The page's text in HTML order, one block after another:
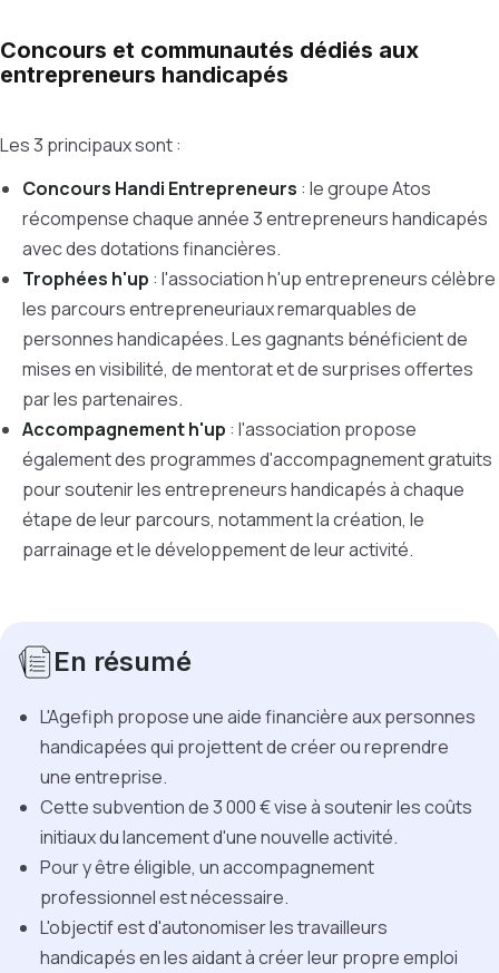
Concours et communautés dédiés aux
entrepreneurs handicapés
Les 3 principaux sont :
Concours Handi Entrepreneurs : le groupe Atos
récompense chaque année 3 entrepreneurs handicapés
avec des dotations financières.
Trophées h'up : l'association h'up entrepreneurs célèbre
les parcours entrepreneuriaux remarquables de
personnes handicapées. Les gagnants bénéficient de
mises en visibilité, de mentorat et de surprises offertes
par les partenaires.
Accompagnement h'up : l'association propose
également des programmes d'accompagnement gratuits
pour soutenir les entrepreneurs handicapés à chaque
étape de leur parcours, notamment la création, le
parrainage et le développement de leur activité.
En résumé
L'Agefiph propose une aide financière aux personnes
handicapées qui projettent de créer ou reprendre
une entreprise.
Cette subvention de 3 000 € vise à soutenir les coûts
initiaux du lancement d'une nouvelle activité.
Pour y être éligible, un accompagnement
professionnel est nécessaire.
L'objectif est d'autonomiser les travailleurs
handicapés en les aidant à créer leur propre emploi